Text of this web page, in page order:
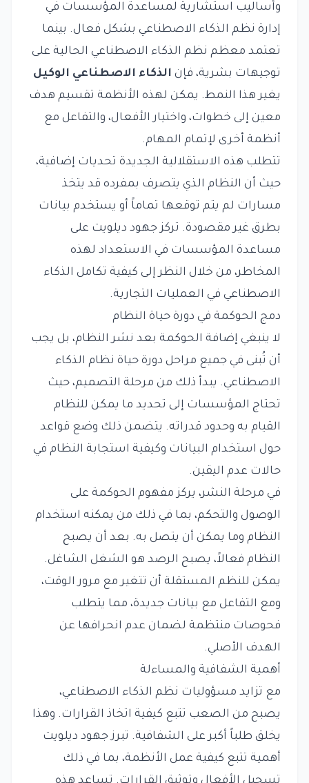
وأساليب استشارية لمساعدة المؤسسات في
إدارة نظم الذكاء الاصطناعي بشكل فعال. بينما
تعتمد معظم نظم الذكاء الاصطناعي الحالية على
توجيهات بشرية، فإن الذكاء الاصطناعي الوكيل
يغير هذا النمط. يمكن لهذه الأنظمة تقسيم هدف
معين إلى خطوات، واختيار الأفعال، والتفاعل مع
أنظمة أخرى لإتمام المهام.
تتطلب هذه الاستقلالية الجديدة تحديات إضافية،
حيث أن النظام الذي يتصرف بمفرده قد يتخذ
مسارات لم يتم توقعها تماماً أو يستخدم بيانات
بطرق غير مقصودة. تركز جهود ديلويت على
مساعدة المؤسسات في الاستعداد لهذه
المخاطر، من خلال النظر إلى كيفية تكامل الذكاء
الاصطناعي في العمليات التجارية.
دمج الحوكمة في دورة حياة النظام
لا ينبغي إضافة الحوكمة بعد نشر النظام، بل يجب
أن تُبنى في جميع مراحل دورة حياة نظام الذكاء
الاصطناعي. يبدأ ذلك من مرحلة التصميم، حيث
تحتاج المؤسسات إلى تحديد ما يمكن للنظام
القيام به وحدود قدراته. يتضمن ذلك وضع قواعد
حول استخدام البيانات وكيفية استجابة النظام في
حالات عدم اليقين.
في مرحلة النشر، يركز مفهوم الحوكمة على
الوصول والتحكم، بما في ذلك من يمكنه استخدام
النظام وما يمكن أن يتصل به. بعد أن يصبح
النظام فعالاً، يصبح الرصد هو الشغل الشاغل.
يمكن للنظم المستقلة أن تتغير مع مرور الوقت،
ومع التفاعل مع بيانات جديدة، مما يتطلب
فحوصات منتظمة لضمان عدم انحرافها عن
الهدف الأصلي.
أهمية الشفافية والمساءلة
مع تزايد مسؤوليات نظم الذكاء الاصطناعي،
يصبح من الصعب تتبع كيفية اتخاذ القرارات. وهذا
يخلق طلباً أكبر على الشفافية. تبرز جهود ديلويت
أهمية تتبع كيفية عمل الأنظمة، بما في ذلك